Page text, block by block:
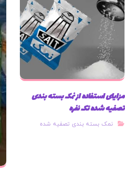
مزایای استفاده از نمک بسته بندی
تصفیه شده تک نفره
نمک بسته بندی تصفیه شده